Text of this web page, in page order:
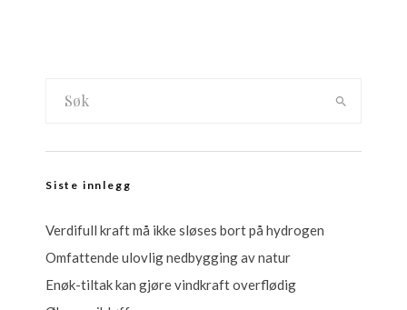
Siste innlegg
Verdifull kraft må ikke sløses bort på hydrogen
Omfattende ulovlig nedbygging av natur
Enøk-tiltak kan gjøre vindkraft overflødig